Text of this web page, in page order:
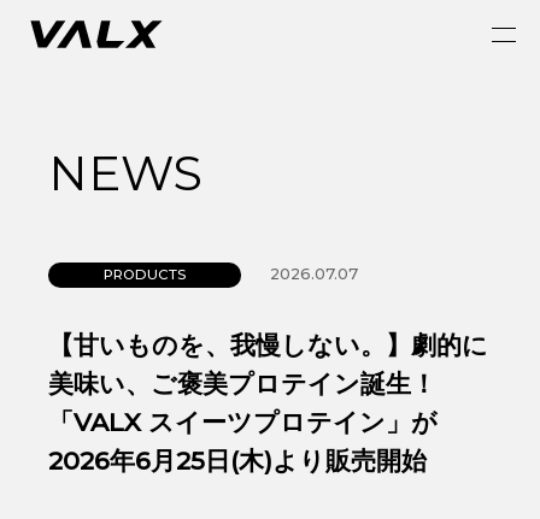
NEWS
PRODUCTS 2026.07.07
【甘いものを、我慢しない。】劇的に
美味い、ご褒美プロテイン誕生！
「VALX スイーツプロテイン」が
2026年6月25日(木)より販売開始